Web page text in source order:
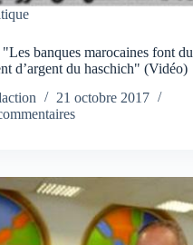
banques marocaines font du
d’argent du haschich" (Vidéo)
21 octobre 2017